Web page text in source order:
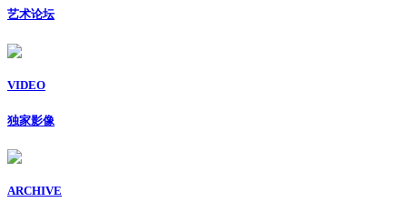
艺术论坛
VIDEO
独家影像
ARCHIVE